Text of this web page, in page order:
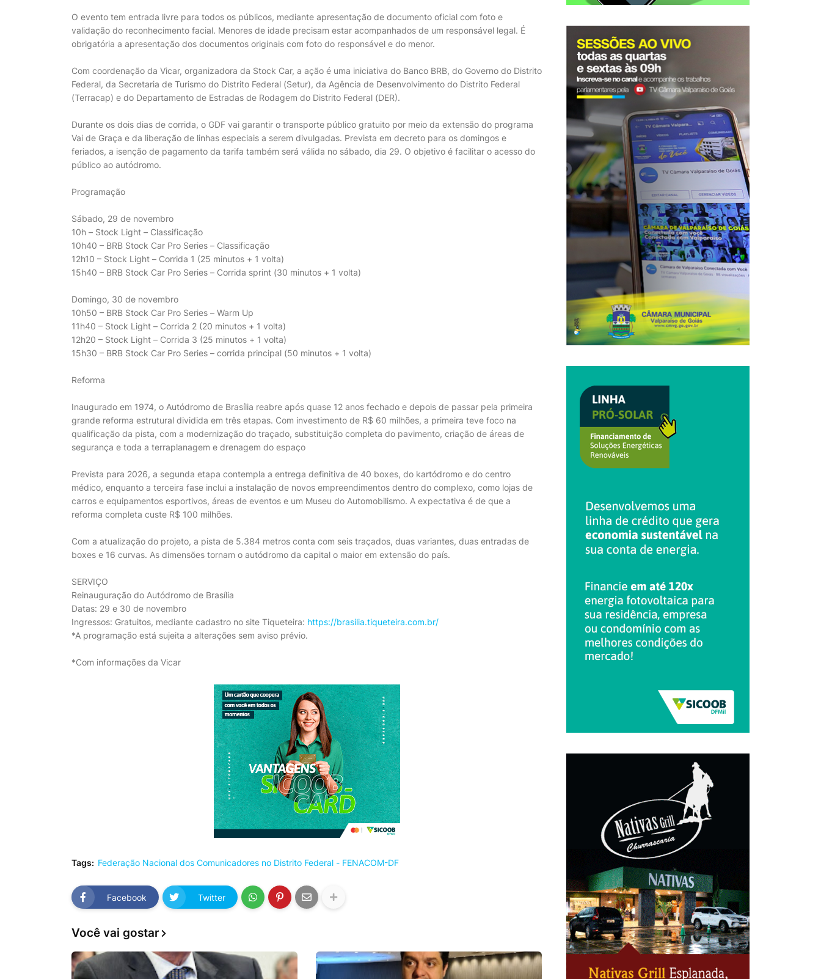
O evento tem entrada livre para todos os públicos, mediante apresentação de documento oficial com foto e
validação do reconhecimento facial. Menores de idade precisam estar acompanhados de um responsável legal. É
obrigatória a apresentação dos documentos originais com foto do responsável e do menor.
Com coordenação da Vicar, organizadora da Stock Car, a ação é uma iniciativa do Banco BRB, do Governo do Distrito
Federal, da Secretaria de Turismo do Distrito Federal (Setur), da Agência de Desenvolvimento do Distrito Federal
(Terracap) e do Departamento de Estradas de Rodagem do Distrito Federal (DER).
Durante os dois dias de corrida, o GDF vai garantir o transporte público gratuito por meio da extensão do programa
Vai de Graça e da liberação de linhas especiais a serem divulgadas. Prevista em decreto para os domingos e
feriados, a isenção de pagamento da tarifa também será válida no sábado, dia 29. O objetivo é facilitar o acesso do
público ao autódromo.
Programação
Sábado, 29 de novembro
10h – Stock Light – Classificação
10h40 – BRB Stock Car Pro Series – Classificação
12h10 – Stock Light – Corrida 1 (25 minutos + 1 volta)
15h40 – BRB Stock Car Pro Series – Corrida sprint (30 minutos + 1 volta)
Domingo, 30 de novembro
10h50 – BRB Stock Car Pro Series – Warm Up
11h40 – Stock Light – Corrida 2 (20 minutos + 1 volta)
12h20 – Stock Light – Corrida 3 (25 minutos + 1 volta)
15h30 – BRB Stock Car Pro Series – corrida principal (50 minutos + 1 volta)
Reforma
Inaugurado em 1974, o Autódromo de Brasília reabre após quase 12 anos fechado e depois de passar pela primeira
grande reforma estrutural dividida em três etapas. Com investimento de R$ 60 milhões, a primeira teve foco na
qualificação da pista, com a modernização do traçado, substituição completa do pavimento, criação de áreas de
segurança e toda a terraplanagem e drenagem do espaço
Prevista para 2026, a segunda etapa contempla a entrega definitiva de 40 boxes, do kartódromo e do centro
médico, enquanto a terceira fase inclui a instalação de novos empreendimentos dentro do complexo, como lojas de
carros e equipamentos esportivos, áreas de eventos e um Museu do Automobilismo. A expectativa é de que a
reforma completa custe R$ 100 milhões.
Com a atualização do projeto, a pista de 5.384 metros conta com seis traçados, duas variantes, duas entradas de
boxes e 16 curvas. As dimensões tornam o autódromo da capital o maior em extensão do país.
SERVIÇO
Reinauguração do Autódromo de Brasília
Datas: 29 e 30 de novembro
Ingressos: Gratuitos, mediante cadastro no site Tiqueteira: https://brasilia.tiqueteira.com.br/
*A programação está sujeita a alterações sem aviso prévio.
*Com informações da Vicar
Tags: Federação Nacional dos Comunicadores no Distrito Federal - FENACOM-DF
Facebook Twitter
Você vai gostar